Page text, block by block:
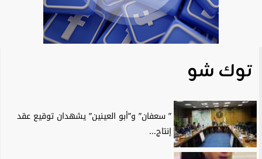
توك شو
” سعفان” و”أبو العينين” يشهدان توقيع عقد
إنتاج...